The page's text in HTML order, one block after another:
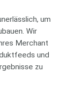
um
Wir
Merchant
und
zu